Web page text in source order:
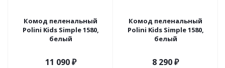
Комод пеленальный
Polini Kids Simple 1580,
белый
11 090₽
Комод пеленальный
Polini Kids Simple 1580,
белый
8 290₽